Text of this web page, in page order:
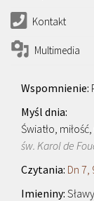
Kontakt
Multimedia
Światło,
św. Karol de
Dn 7,